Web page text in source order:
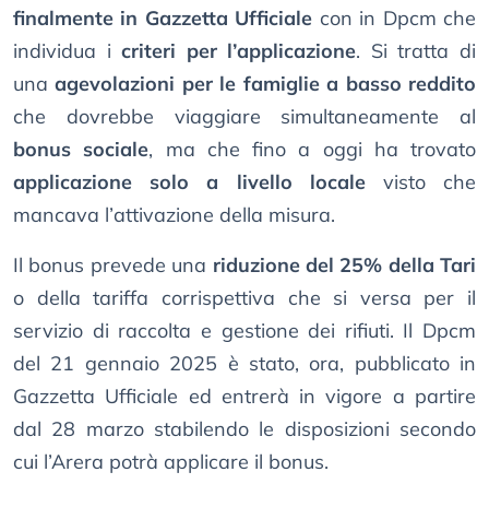
finalmente in Gazzetta Ufficiale con in Dpcm che
individua icriteri per l’applicazione. Si tratta di
unaagevolazioni per le famiglie a basso reddito
che dovrebbe viaggiare simultaneamente al
bonus sociale, ma che fino a oggi ha trovato
applicazione solo a livello localevisto che
mancava l’attivazione della misura.
Il bonus prevede una riduzione del 25% della Tari
o della tariffa corrispettiva che si versa per il
servizio di raccolta e gestione dei rifiuti. Il Dpcm
del 21 gennaio 2025 è stato, ora, pubblicato in
Gazzetta Ufficiale ed entrerà in vigore a partire
dal 28 marzo stabilendo le disposizioni secondo
cui l’Arera potrà applicare il bonus.